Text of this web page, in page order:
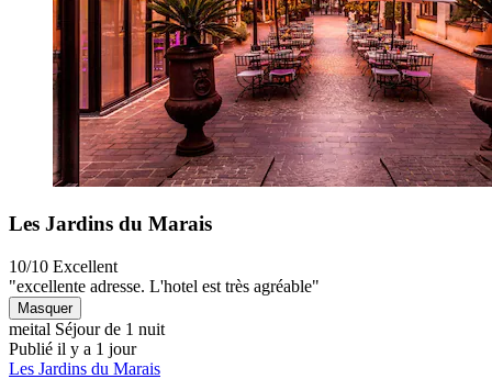
Les Jardins du Marais
10/10 Excellent
"excellente adresse. L'hotel est très agréable"
Masquer
meital Séjour de 1 nuit
Publié il y a 1 jour
Les Jardins du Marais